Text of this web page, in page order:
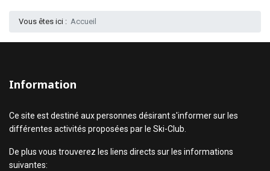
Vous êtes ici : Accueil
Information
Ce site est destiné aux personnes désirant s'informer sur les
différentes activités proposées par le Ski-Club.
De plus vous trouverez les liens directs sur les informations
suivantes: